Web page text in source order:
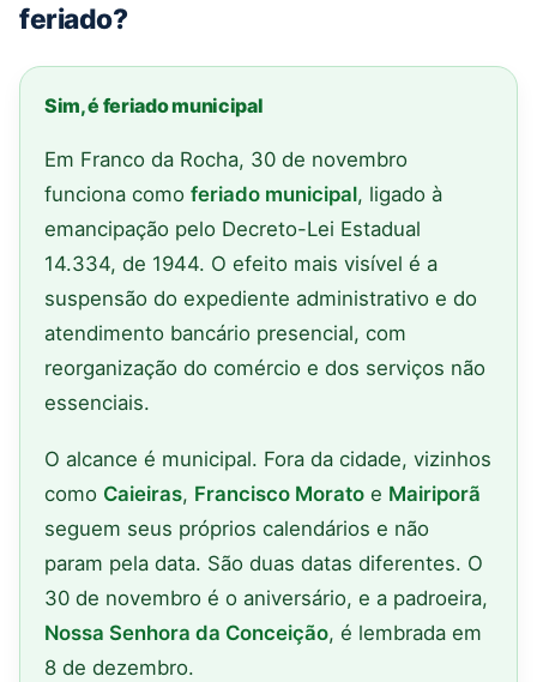
feriado?
Sim, é feriado municipal
Em Franco da Rocha, 30 de novembro
funciona como feriado municipal, ligado à
emancipação pelo Decreto-Lei Estadual
14.334, de 1944. O efeito mais visível é a
suspensão do expediente administrativo e do
atendimento bancário presencial, com
reorganização do comércio e dos serviços não
essenciais.
O alcance é municipal. Fora da cidade, vizinhos
como Caieiras, Francisco Morato e Mairiporã
seguem seus próprios calendários e não
param pela data. São duas datas diferentes. O
30 de novembro é o aniversário, e a padroeira,
Nossa Senhora da Conceição, é lembrada em
8 de dezembro.